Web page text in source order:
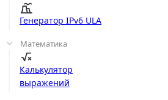
Генератор IPv6 ULA
Математика
Калькулятор
выражений